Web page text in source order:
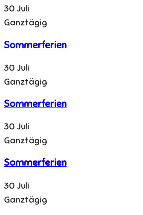
30 Juli
Ganztägig
Sommerferien
30 Juli
Ganztägig
Sommerferien
30 Juli
Ganztägig
Sommerferien
30 Juli
Ganztägig